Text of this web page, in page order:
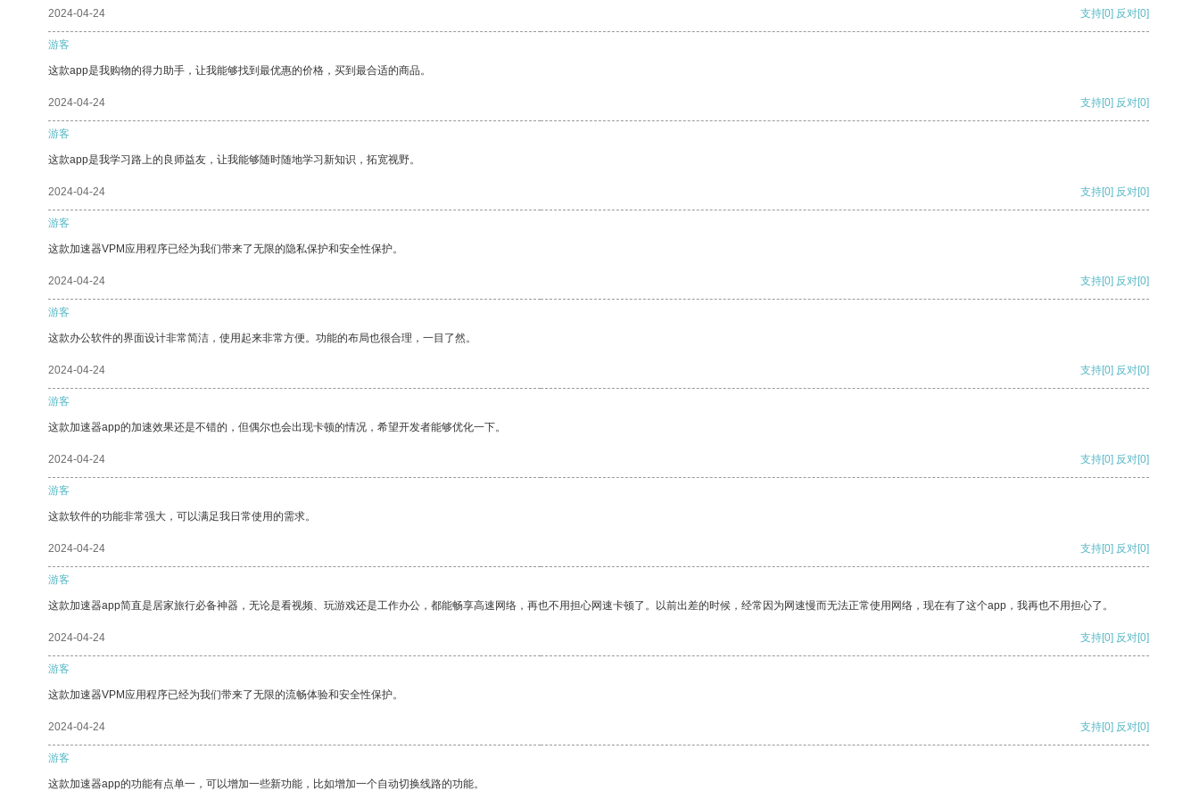
2024-04-24 支持[0] 反对[0]
游客
这款app是我购物的得力助手，让我能够找到最优惠的价格，买到最合适的商品。
2024-04-24 支持[0] 反对[0]
游客
这款app是我学习路上的良师益友，让我能够随时随地学习新知识，拓宽视野。
2024-04-24 支持[0] 反对[0]
游客
这款加速器VPM应用程序已经为我们带来了无限的隐私保护和安全性保护。
2024-04-24 支持[0] 反对[0]
游客
这款办公软件的界面设计非常简洁，使用起来非常方便。功能的布局也很合理，一目了然。
2024-04-24 支持[0] 反对[0]
游客
这款加速器app的加速效果还是不错的，但偶尔也会出现卡顿的情况，希望开发者能够优化一下。
2024-04-24 支持[0] 反对[0]
游客
这款软件的功能非常强大，可以满足我日常使用的需求。
2024-04-24 支持[0] 反对[0]
游客
这款加速器app简直是居家旅行必备神器，无论是看视频、玩游戏还是工作办公，都能畅享高速网络，再也不用担心网速卡顿了。以前出差的时候，经常因为网速慢而无法正常使用网络，现在有了这个app，我再也不用担心了。
2024-04-24 支持[0] 反对[0]
游客
这款加速器VPM应用程序已经为我们带来了无限的流畅体验和安全性保护。
2024-04-24 支持[0] 反对[0]
游客
这款加速器app的功能有点单一，可以增加一些新功能，比如增加一个自动切换线路的功能。